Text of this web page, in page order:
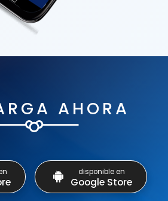
AHORA
disponible en
Google Store